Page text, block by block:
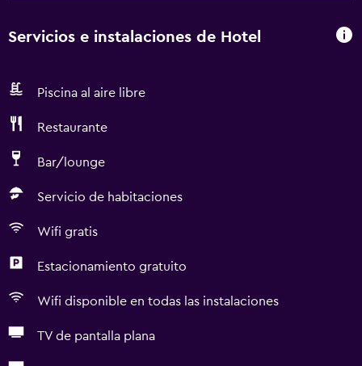
Servicios e instalaciones de Hotel
Piscina al aire libre
Restaurante
Bar/lounge
Servicio de habitaciones
Wifi gratis
Estacionamiento gratuito
Wifi disponible en todas las instalaciones
TV de pantalla plana